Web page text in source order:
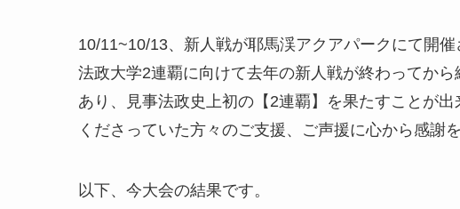
10/11~10/13、新人戦が耶馬渓アクアパークにて開催
法政大学2連覇に向けて去年の新人戦が終わってか
あり、見事法政史上初の【2連覇】を果たすことが
くださっていた方々のご支援、ご声援に心から感謝
以下、今大会の結果です。